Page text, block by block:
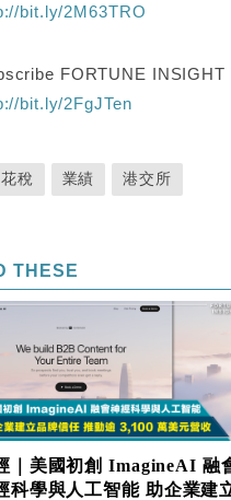
bit.ly/2M63TRO
FORTUNE INSIGHT
bit.ly/2FgJTen
稅 業績 港交所
THESE
｜美國初創 ImagineAI 融
科學與人工智能 助企業建